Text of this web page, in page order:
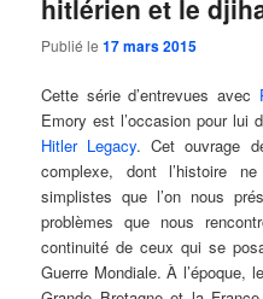
hitlérien et le
Publié le17 mars 2015
Cette série d’entrevues avec
Emory est l’occasion pour lui
Hitler Legacy. Cet ouvrage
complexe, dont l’histoire
simplistes que l’on nous
problèmes que nous
continuité de ceux qui se
Guerre Mondiale. À l’époque,